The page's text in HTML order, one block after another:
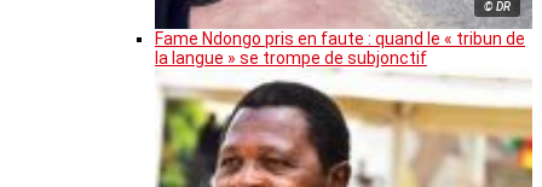
© DR
Fame Ndongo pris en faute : quand le « tribun de
la langue » se trompe de subjonctif